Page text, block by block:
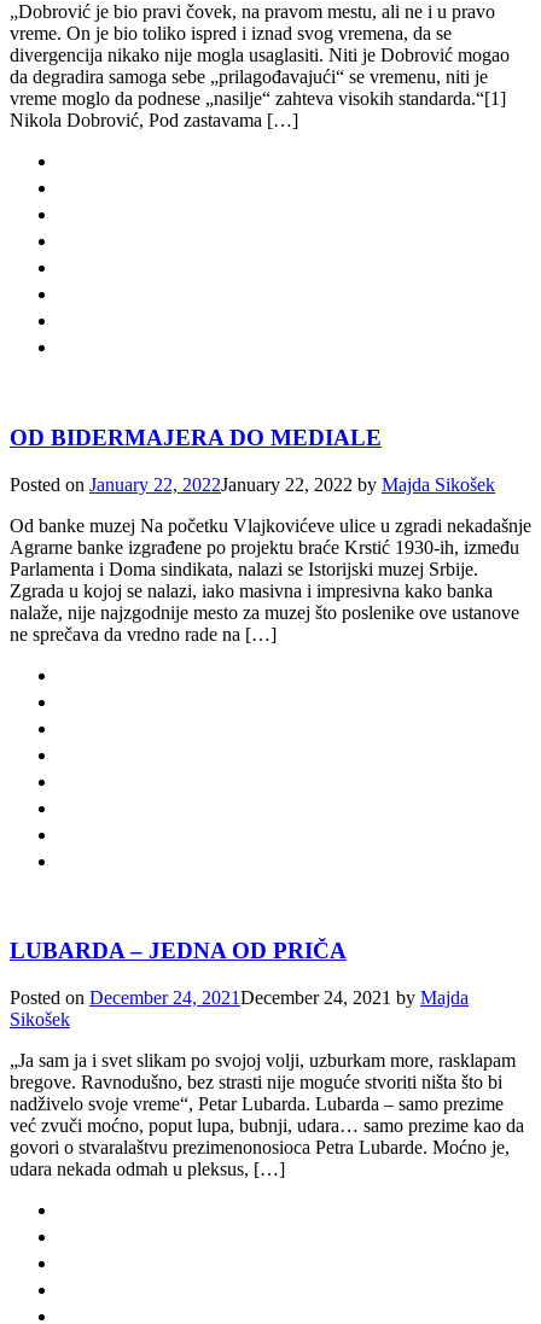
„Dobrović je bio pravi čovek, na pravom mestu, ali ne i u pravo
vreme. On je bio toliko ispred i iznad svog vremena, da se
divergencija nikako nije mogla usaglasiti. Niti je Dobrović mogao
da degradira samoga sebe „prilagođavajući“ se vremenu, niti je
vreme moglo da podnese „nasilje“ zahteva visokih standarda.“[1]
Nikola Dobrović, Pod zastavama […]
OD BIDERMAJERA DO MEDIALE
Posted on January 22, 2022January 22, 2022 by Majda Sikošek
Od banke muzej Na početku Vlajkovićeve ulice u zgradi nekadašnje
Agrarne banke izgrađene po projektu braće Krstić 1930-ih, između
Parlamenta i Doma sindikata, nalazi se Istorijski muzej Srbije.
Zgrada u kojoj se nalazi, iako masivna i impresivna kako banka
nalaže, nije najzgodnije mesto za muzej što poslenike ove ustanove
ne sprečava da vredno rade na […]
LUBARDA – JEDNA OD PRIČA
Posted on December 24, 2021December 24, 2021 by Majda
Sikošek
„Ja sam ja i svet slikam po svojoj volji, uzburkam more, rasklapam
bregove. Ravnodušno, bez strasti nije moguće stvoriti ništa što bi
nadživelo svoje vreme“, Petar Lubarda. Lubarda – samo prezime
već zvuči moćno, poput lupa, bubnji, udara… samo prezime kao da
govori o stvaralaštvu prezimenonosioca Petra Lubarde. Moćno je,
udara nekada odmah u pleksus, […]